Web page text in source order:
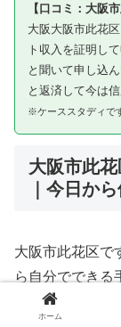
【口コミ：大阪
大阪大阪市此花
ト収入を証明し
と聞いて申し込
と返済して今は
※ケーススタディで
大阪市此
｜今日か
大阪市此花区で
ら自分でできる
ホーム